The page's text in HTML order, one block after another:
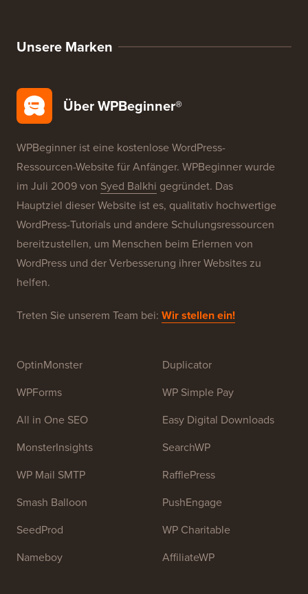
Unsere Marken
Über WPBeginner®
WPBeginner ist eine kostenlose WordPress-
Ressourcen-Website für Anfänger. WPBeginner wurde
im Juli 2009 von Syed Balkhi gegründet. Das
Hauptziel dieser Website ist es, qualitativ hochwertige
WordPress-Tutorials und andere Schulungsressourcen
bereitzustellen, um Menschen beim Erlernen von
WordPress und der Verbesserung ihrer Websites zu
helfen.
Treten Sie unserem Team bei: Wir stellen ein!
OptinMonster
WPForms
All in One SEO
MonsterInsights
WP Mail SMTP
Smash Balloon
SeedProd
Nameboy
Duplicator
WP Simple Pay
Easy Digital Downloads
SearchWP
RafflePress
PushEngage
WP Charitable
AffiliateWP